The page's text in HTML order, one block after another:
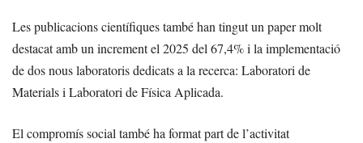
Les publicacions científiques també han tingut un paper molt
destacat amb un increment el 2025 del 67,4% i la implementació
de dos nous laboratoris dedicats a la recerca: Laboratori de
Materials i Laboratori de Física Aplicada.
El compromís social també ha format part de l’activitat